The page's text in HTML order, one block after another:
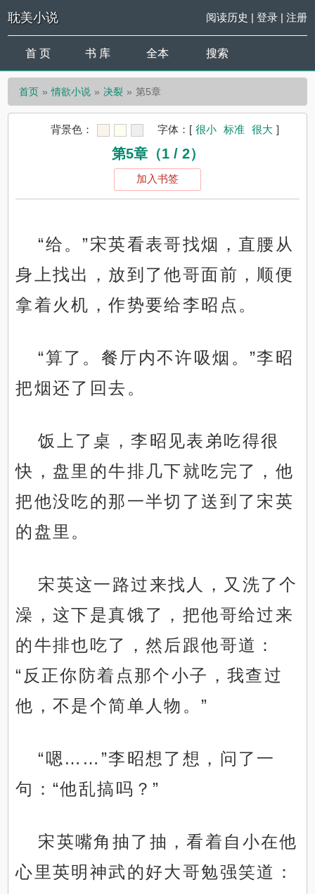
耽美小说 阅读历史 | 登录| 注册
首 页 书 库 全本 搜索
首页 情欲小说 决裂 第5章
背景色： 字体： [ 很小 标准 很大 ]
第5章（1 / 2）
加入书签
“给。”宋英看表哥找烟，直腰从
身上找出，放到了他哥面前，顺便
拿着火机，作势要给李昭点。
“算了。餐厅内不许吸烟。”李昭
把烟还了回去。
饭上了桌，李昭见表弟吃得很
快，盘里的牛排几下就吃完了，他
把他没吃的那一半切了送到了宋英
的盘里。
宋英这一路过来找人，又洗了个
澡，这下是真饿了，把他哥给过来
的牛排也吃了，然后跟他哥道：
“反正你防着点那个小子，我查过
他，不是个简单人物。”
“嗯……”李昭想了想，问了一
句：“他乱搞吗？”
宋英嘴角抽了抽，看着自小在他
心里英明神武的好大哥勉强笑道：